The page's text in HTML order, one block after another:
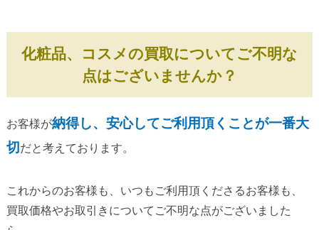
化粧品、コスメの買取についてご不明な
点はございませんか？
お客様が納得し、安心してご利用頂くことが一番大
切 だと考えております。
これからのお客様も、いつもご利用頂くださるお客様も、
買取価格やお取引きについてご不明な点がございました